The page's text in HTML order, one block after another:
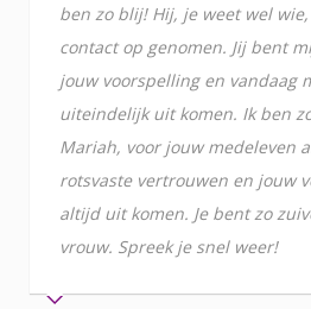
ben zo blij! Hij, je weet wel
contact op genomen. Jij bent
jouw voorspelling en vandaag
uiteindelijk uit komen. Ik ben
Mariah, voor jouw medeleven
rotsvaste vertrouwen en jouw
altijd uit komen. Je bent zo
vrouw. Spreek je snel weer!